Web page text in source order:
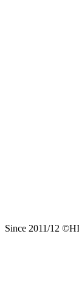
Since 2011/12